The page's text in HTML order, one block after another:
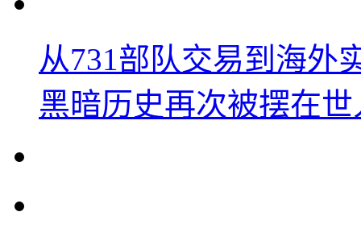
从731部队交易到海外
黑暗历史再次被摆在